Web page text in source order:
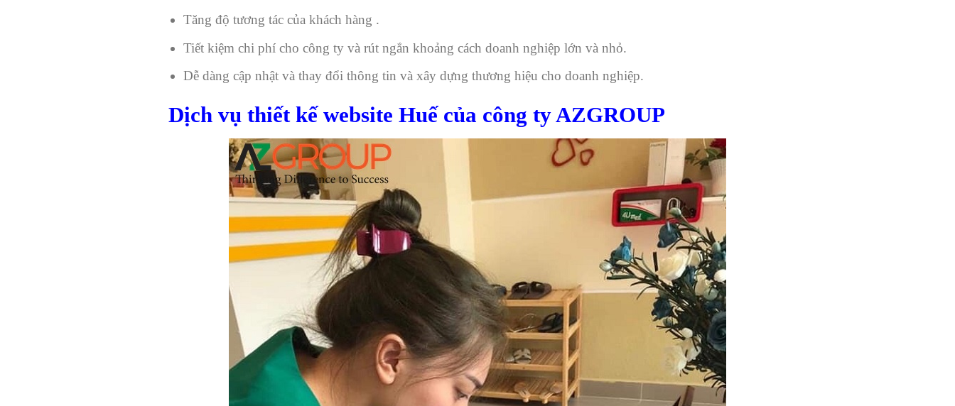
Tăng độ tương tác của khách hàng .
Tiết kiệm chi phí cho công ty và rút ngắn khoảng cách doanh nghiệp lớn và nhỏ.
Dễ dàng cập nhật và thay đổi thông tin và xây dựng thương hiệu cho doanh nghiệp.
Dịch vụ thiết kế website Huế của công ty AZGROUP